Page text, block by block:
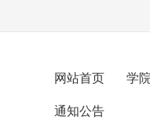
网站首页 学
通知公告